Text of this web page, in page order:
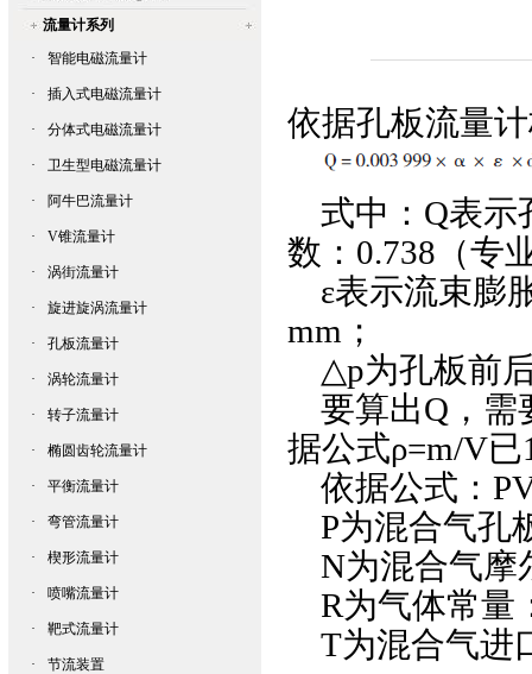
流量计系列
·
智能电磁流量计
· 插入式电磁流量计
· 分体式电磁流量计
· 卫生型电磁流量计
· 阿牛巴流量计
· V锥流量计
· 涡街流量计
· 旋进旋涡流量计
· 孔板流量计
· 涡轮流量计
· 转子流量计
· 椭圆齿轮流量计
· 平衡流量计
· 弯管流量计
· 楔形流量计
· 喷嘴流量计
· 靶式流量计
· 节流装置
依据孔板流量计
式中：Q表示
数：0.738（专
ε表示流束膨
mm；
△p为孔板前
要算出Q，需
据公式ρ=m/V
依据公式：
P为混合气孔
N为混合气摩
R为气体常量
T为混合气进